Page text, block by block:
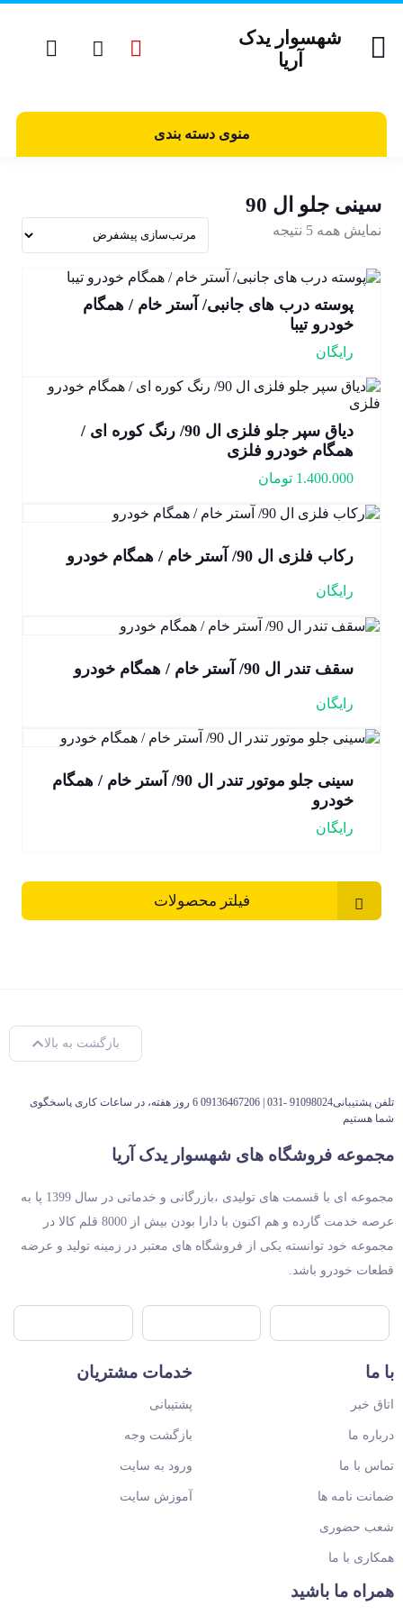
شهسوار یدک
آریا
منوی دسته بندی
سینی جلو ال 90
نمایش همه 5 نتیجه
پوسته درب های جانبی/ آستر خام / همگام
خودرو تیبا
رایگان
دیاق سپر جلو فلزی ال 90/ رنگ کوره ای /
همگام خودرو فلزی
1.400.000 تومان
رکاب فلزی ال 90/ آستر خام / همگام خودرو
رایگان
سقف تندر ال 90/ آستر خام / همگام خودرو
رایگان
سینی جلو موتور تندر ال 90/ آستر خام / همگام
خودرو
رایگان
فیلتر محصولات
بازگشت به بالا
تلفن پشتیبانی91098024 -031 | 09136467206 6 روز هفته، در ساعات کاری پاسخگوی
شما هستیم
مجموعه فروشگاه های شهسوار یدک آریا
مجموعه ای با قسمت های تولیدی ،بازرگانی و خدماتی در سال 1399 پا به
عرصه خدمت گارده و هم اکنون با دارا بودن بیش از 8000 قلم کالا در
مجموعه خود توانسته یکی از فروشگاه های معتبر در زمینه تولید و عرضه
قطعات خودرو باشد.
با ما
اتاق خبر
درباره ما
تماس با ما
ضمانت نامه ها
شعب حضوری
همکاری با ما
خدمات مشتریان
پشتیبانی
بازگشت وجه
ورود به سایت
آموزش سایت
همراه ما باشید